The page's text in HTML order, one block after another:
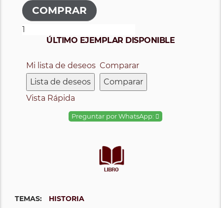
ÚLTIMO EJEMPLAR DISPONIBLE
Mi lista de deseos
Lista de deseos
Comparar
Comparar
Vista Rápida
Preguntar por WhatsApp:
TEMAS: HISTORIA